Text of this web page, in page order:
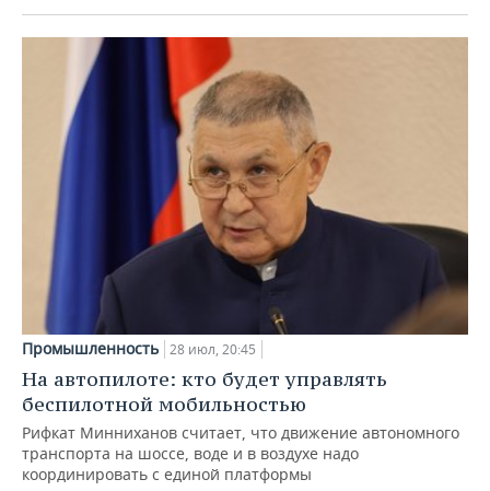
Промышленность 28 июл, 20:45
На автопилоте: кто будет управлять
беспилотной мобильностью
Рифкат Минниханов считает, что движение автономного
транспорта на шоссе, воде и в воздухе надо
координировать с единой платформы